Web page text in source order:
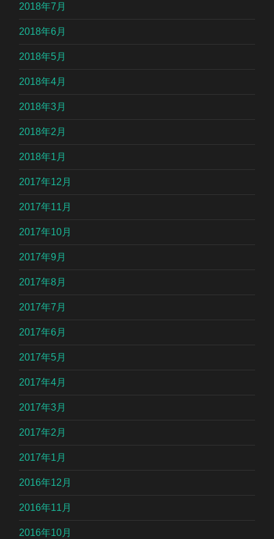
2018年7月
2018年6月
2018年5月
2018年4月
2018年3月
2018年2月
2018年1月
2017年12月
2017年11月
2017年10月
2017年9月
2017年8月
2017年7月
2017年6月
2017年5月
2017年4月
2017年3月
2017年2月
2017年1月
2016年12月
2016年11月
2016年10月